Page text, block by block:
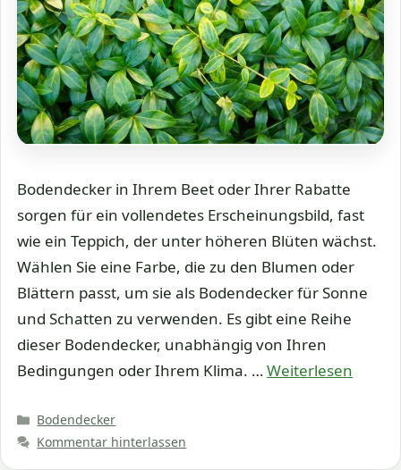
Bodendecker in Ihrem Beet oder Ihrer Rabatte
sorgen für ein vollendetes Erscheinungsbild, fast
wie ein Teppich, der unter höheren Blüten wächst.
Wählen Sie eine Farbe, die zu den Blumen oder
Blättern passt, um sie als Bodendecker für Sonne
und Schatten zu verwenden. Es gibt eine Reihe
dieser Bodendecker, unabhängig von Ihren
Bedingungen oder Ihrem Klima. …Weiterlesen
Kategorien
Bodendecker
Kommentar hinterlassen